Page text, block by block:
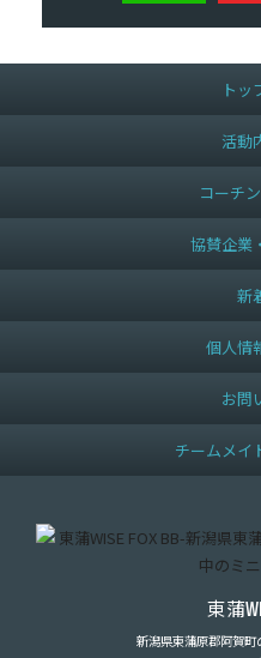
トッ
活動
コーチ
協賛企業
新
個人情
お問
チームメイ
東蒲
新潟県東蒲原郡阿賀